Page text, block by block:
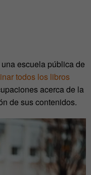
escuela pública de
todos los libros
acerca de la
de sus contenidos.